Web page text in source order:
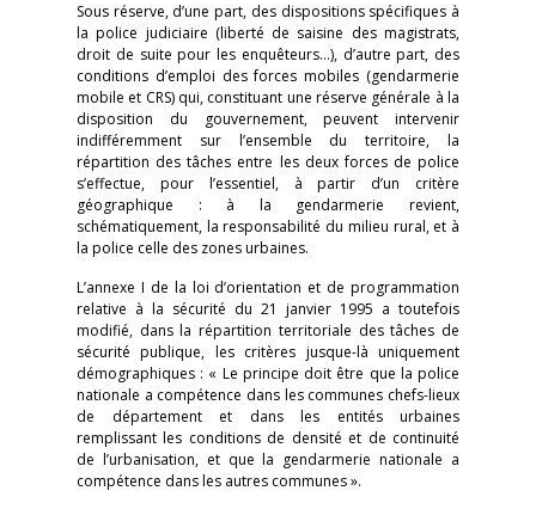
Sous réserve, d’une part, des dispositions spécifiques à
la police judiciaire (liberté de saisine des magistrats,
droit de suite pour les enquêteurs…), d’autre part, des
conditions d’emploi des forces mobiles (gendarmerie
mobile et CRS) qui, constituant une réserve générale à la
disposition du gouvernement, peuvent intervenir
indifféremment sur l’ensemble du territoire, la
répartition des tâches entre les deux forces de police
s’effectue, pour l’essentiel, à partir d’un critère
géographique : à la gendarmerie revient,
schématiquement, la responsabilité du milieu rural, et à
la police celle des zones urbaines.
L’annexe I de la loi d’orientation et de programmation
relative à la sécurité du 21 janvier 1995 a toutefois
modifié, dans la répartition territoriale des tâches de
sécurité publique, les critères jusque-là uniquement
démographiques : « Le principe doit être que la police
nationale a compétence dans les communes chefs-lieux
de département et dans les entités urbaines
remplissant les conditions de densité et de continuité
de l’urbanisation, et que la gendarmerie nationale a
compétence dans les autres communes ».